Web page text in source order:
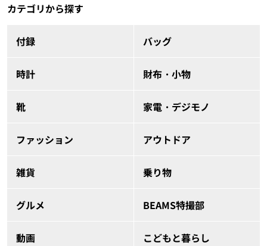
カテゴリから探す
付録 バッグ
時計 財布・小物
靴 家電・デジモノ
ファッション アウトドア
雑貨 乗り物
グルメ BEAMS特撮部
動画 こどもと暮らし